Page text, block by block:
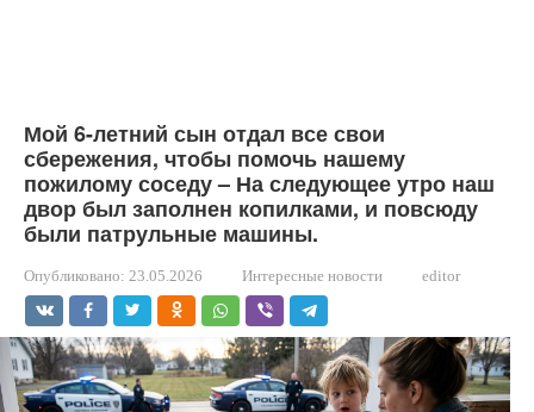
Мой 6-летний сын отдал все свои
сбережения, чтобы помочь нашему
пожилому соседу – На следующее утро наш
двор был заполнен копилками, и повсюду
были патрульные машины.
Опубликовано: 23.05.2026 Интересные новости editor